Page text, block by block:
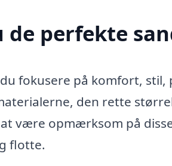
de perfekte
fokusere på komfort,
den rette
være opmærksom på
flotte.